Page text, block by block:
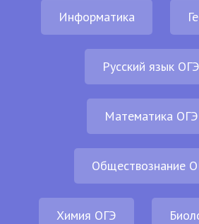
Информатика
Русский язык ОГЭ
Математика ОГЭ
Обществознание
Химия ОГЭ